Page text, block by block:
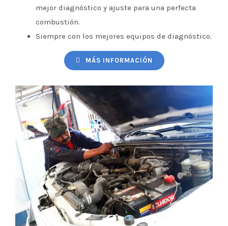
mejor diagnóstico y ajuste para una perfecta
combustión.
Siempre con los mejores equipos de diagnóstico.
MÁS INFORMACIÓN